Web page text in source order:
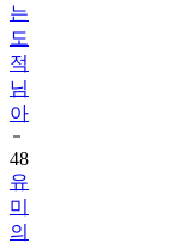
는
도
적
님
아
48
유
미
의